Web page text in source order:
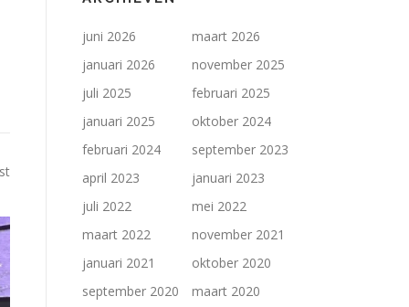
juni 2026
maart 2026
januari 2026
november 2025
juli 2025
februari 2025
januari 2025
oktober 2024
februari 2024
september 2023
april 2023
januari 2023
juli 2022
mei 2022
maart 2022
november 2021
januari 2021
oktober 2020
september 2020
maart 2020